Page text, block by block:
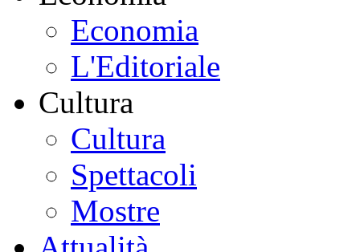
Economia
L'Editoriale
Cultura
Cultura
Spettacoli
Mostre